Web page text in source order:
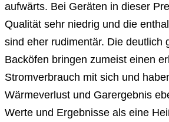
aufwärts. Bei Geräten in dieser
Qualität sehr niedrig und die
sind eher rudimentär. Die deutlich
Backöfen bringen zumeist einen
Stromverbrauch mit sich und
Wärmeverlust und Garergebnis
Werte und Ergebnisse als eine